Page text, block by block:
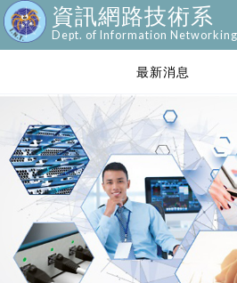
資訊網路技術系
Dept. of Information
最新消息